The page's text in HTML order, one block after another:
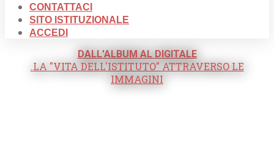
CONTATTACI
SITO ISTITUZIONALE
ACCEDI
DALL'ALBUM AL DIGITALE
.LA "VITA DELL'ISTITUTO" ATTRAVERSO LE
IMMAGINI